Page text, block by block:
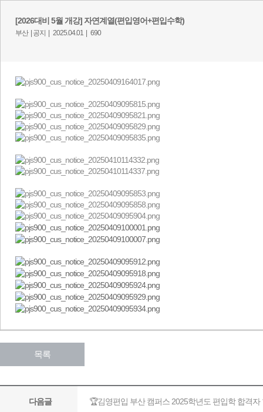
[2026대비 5월 개강] 자연계열(편입영어+편입수학)
부산 | 공지 | 2025.04.01 | 690
목록
다음글 🏆김영편입 부산 캠퍼스 2025학년도 편입학 합격자